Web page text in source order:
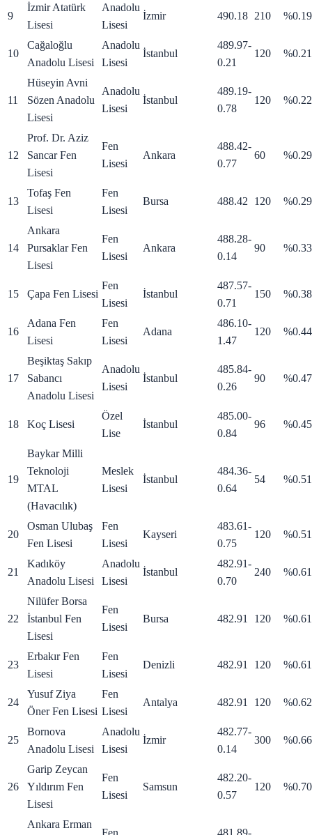
9
İzmir Atatürk
Lisesi
Anadolu
Lisesi
İzmir 490.18 210 %0.19
10
Cağaloğlu
Anadolu Lisesi
Anadolu
Lisesi
İstanbul
489.97-
0.21
120 %0.21
11
Hüseyin Avni
Sözen Anadolu
Lisesi
Anadolu
Lisesi
İstanbul
489.19-
0.78
120 %0.22
12
Prof. Dr. Aziz
Sancar Fen
Lisesi
Fen
Lisesi
Ankara
488.42-
0.77
60 %0.29
13
Tofaş Fen
Lisesi
Fen
Lisesi
Bursa 488.42 120 %0.29
14
Ankara
Pursaklar Fen
Lisesi
Fen
Lisesi
Ankara
488.28-
0.14
90 %0.33
15 Çapa Fen Lisesi
Fen
Lisesi
İstanbul
487.57-
0.71
150 %0.38
16
Adana Fen
Lisesi
Fen
Lisesi
Adana
486.10-
1.47
120 %0.44
17
Beşiktaş Sakıp
Sabancı
Anadolu Lisesi
Anadolu
Lisesi
İstanbul
485.84-
0.26
90 %0.47
18 Koç Lisesi
Özel
Lise
İstanbul
485.00-
0.84
96 %0.45
19
Baykar Milli
Teknoloji
MTAL
(Havacılık)
Meslek
Lisesi
İstanbul
484.36-
0.64
54 %0.51
20
Osman Ulubaş
Fen Lisesi
Fen
Lisesi
Kayseri
483.61-
0.75
120 %0.51
21
Kadıköy
Anadolu Lisesi
Anadolu
Lisesi
İstanbul
482.91-
0.70
240 %0.61
22
Nilüfer Borsa
İstanbul Fen
Lisesi
Fen
Lisesi
Bursa 482.91 120 %0.61
23
Erbakır Fen
Lisesi
Fen
Lisesi
Denizli 482.91 120 %0.61
24
Yusuf Ziya
Öner Fen Lisesi
Fen
Lisesi
Antalya 482.91 120 %0.62
25
Bornova
Anadolu Lisesi
Anadolu
Lisesi
İzmir
482.77-
0.14
300 %0.66
26
Garip Zeycan
Yıldırım Fen
Lisesi
Fen
Lisesi
Samsun
482.20-
0.57
120 %0.70
Ankara Erman
Fen 481.89-